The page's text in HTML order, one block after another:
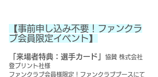
【事前申し込み不要！ファンクラ
ブ会員限定イベント】
「来場者特典：選手カード」
協賛 株式会社
登プリント社様
ファンクラブ会員様限定！ファンクラブブースにて